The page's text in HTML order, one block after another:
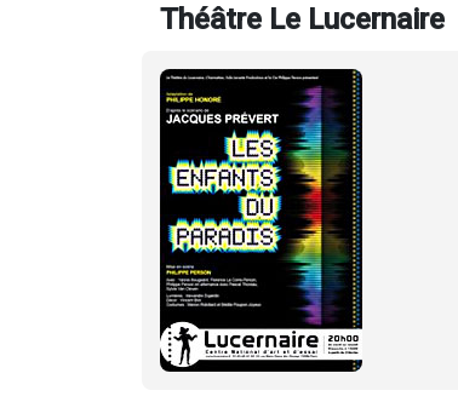
Théâtre Le Lucernaire